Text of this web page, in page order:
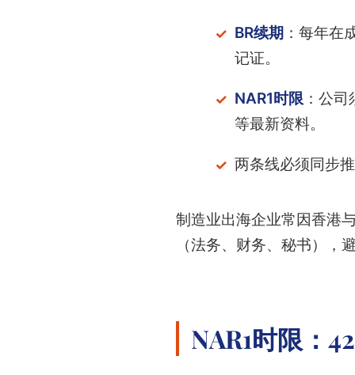
BR续期 ：每年在
记证。
NAR1时限：公司
等最新资料。
两条线必须同步
制造业出海企业常因香港
（法务、财务、秘书），
NAR1时限：